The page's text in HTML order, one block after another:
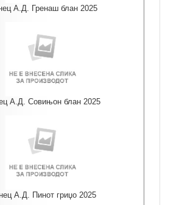
А.Д. Гренаш блан 2025
А.Д. Совињон блан 2025
А.Д. Пинот гриџо 2025